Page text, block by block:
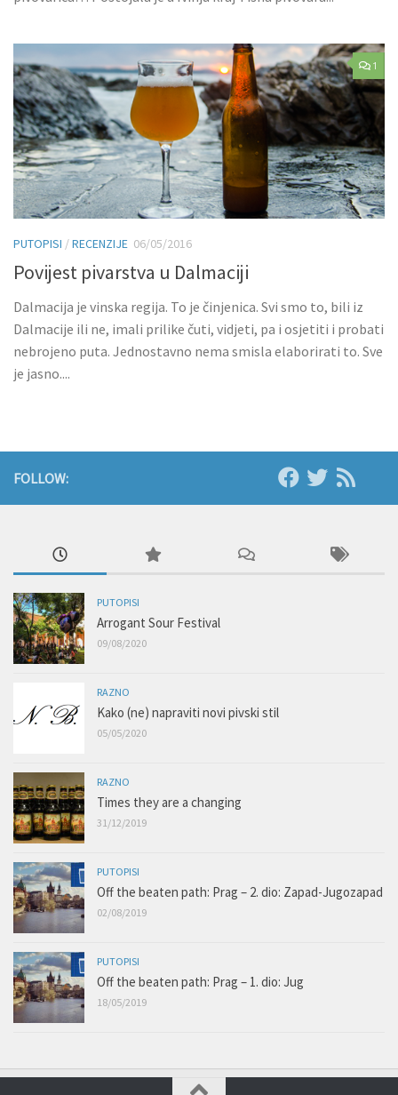
1
PUTOPISI /RECENZIJE 06/05/2016
Povijest pivarstva u Dalmaciji
Dalmacija je vinska regija. To je činjenica. Svi smo to, bili iz
Dalmacije ili ne, imali prilike čuti, vidjeti, pa i osjetiti i probati
nebrojeno puta. Jednostavno nema smisla elaborirati to. Sve
je jasno....
FOLLOW:
PUTOPISI
Arrogant Sour Festival
09/08/2020
RAZNO
Kako (ne) napraviti novi pivski stil
05/05/2020
RAZNO
Times they are a changing
31/12/2019
PUTOPISI
Off the beaten path: Prag – 2. dio: Zapad-Jugozapad
02/08/2019
PUTOPISI
Off the beaten path: Prag – 1. dio: Jug
18/05/2019